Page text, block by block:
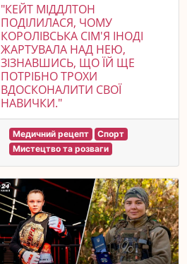
"КЕЙТ МІДДЛТОН
ПОДІЛИЛАСЯ, ЧОМУ
КОРОЛІВСЬКА СІМ'Я ІНОДІ
ЖАРТУВАЛА НАД НЕЮ,
ЗІЗНАВШИСЬ, ЩО ЇЙ ЩЕ
ПОТРІБНО ТРОХИ
ВДОСКОНАЛИТИ СВОЇ
НАВИЧКИ."
Медичний рецепт
Спорт
Мистецтво та розваги